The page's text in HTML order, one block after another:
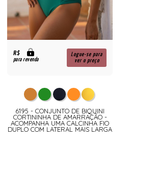
R$
para revenda
Logue-se para
ver o preço
6195 - CONJUNTO DE BIQUINI
CORTININHA DE AMARRAÇÃO -
ACOMPANHA UMA CALCINHA FIO
DUPLO COM LATERAL MAIS LARGA